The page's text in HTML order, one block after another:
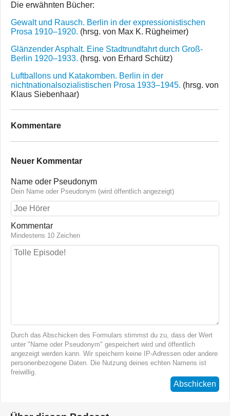
Die erwähnten Bücher:
Gewalt und Rausch. Berlin in der expressionistischen
Prosa 1910–1920. (hrsg. von Max K. Rügheimer)
Glänzender Asphalt. Eine Stadtrundfahrt durch Groß-
Berlin 1920–1933. (hrsg. von Erhard Schütz)
Luftballons und Katakomben. Berlin in der
nichtnationalsozialistischen Prosa 1933–1945. (hrsg. von
Klaus Siebenhaar)
Kommentare
Neuer Kommentar
Name oder Pseudonym
Dein Name oder Pseudonym (wird öffentlich angezeigt)
Kommentar
Mindestens 10 Zeichen
Durch das Abschicken des Formulars stimmst du zu, dass der Wert
unter "Name oder Pseudonym" gespeichert wird und öffentlich
angezeigt werden kann. Wir speichern keine IP-Adressen oder andere
personenbezogene Daten. Die Nutzung deines echten Namens ist
freiwillig.
Abschicken